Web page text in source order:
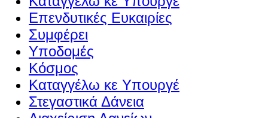
Επενδυτικές Ευκαιρίες
Συμφέρει
Υποδομές
Κόσμος
Καταγγέλω κε Υπουργέ
Στεγαστικά Δάνεια